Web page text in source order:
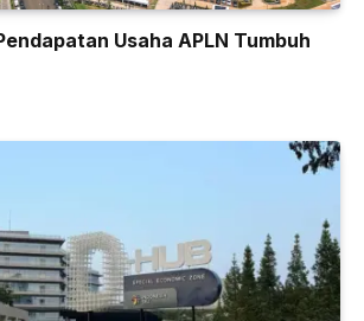
Usaha APLN Tumbuh